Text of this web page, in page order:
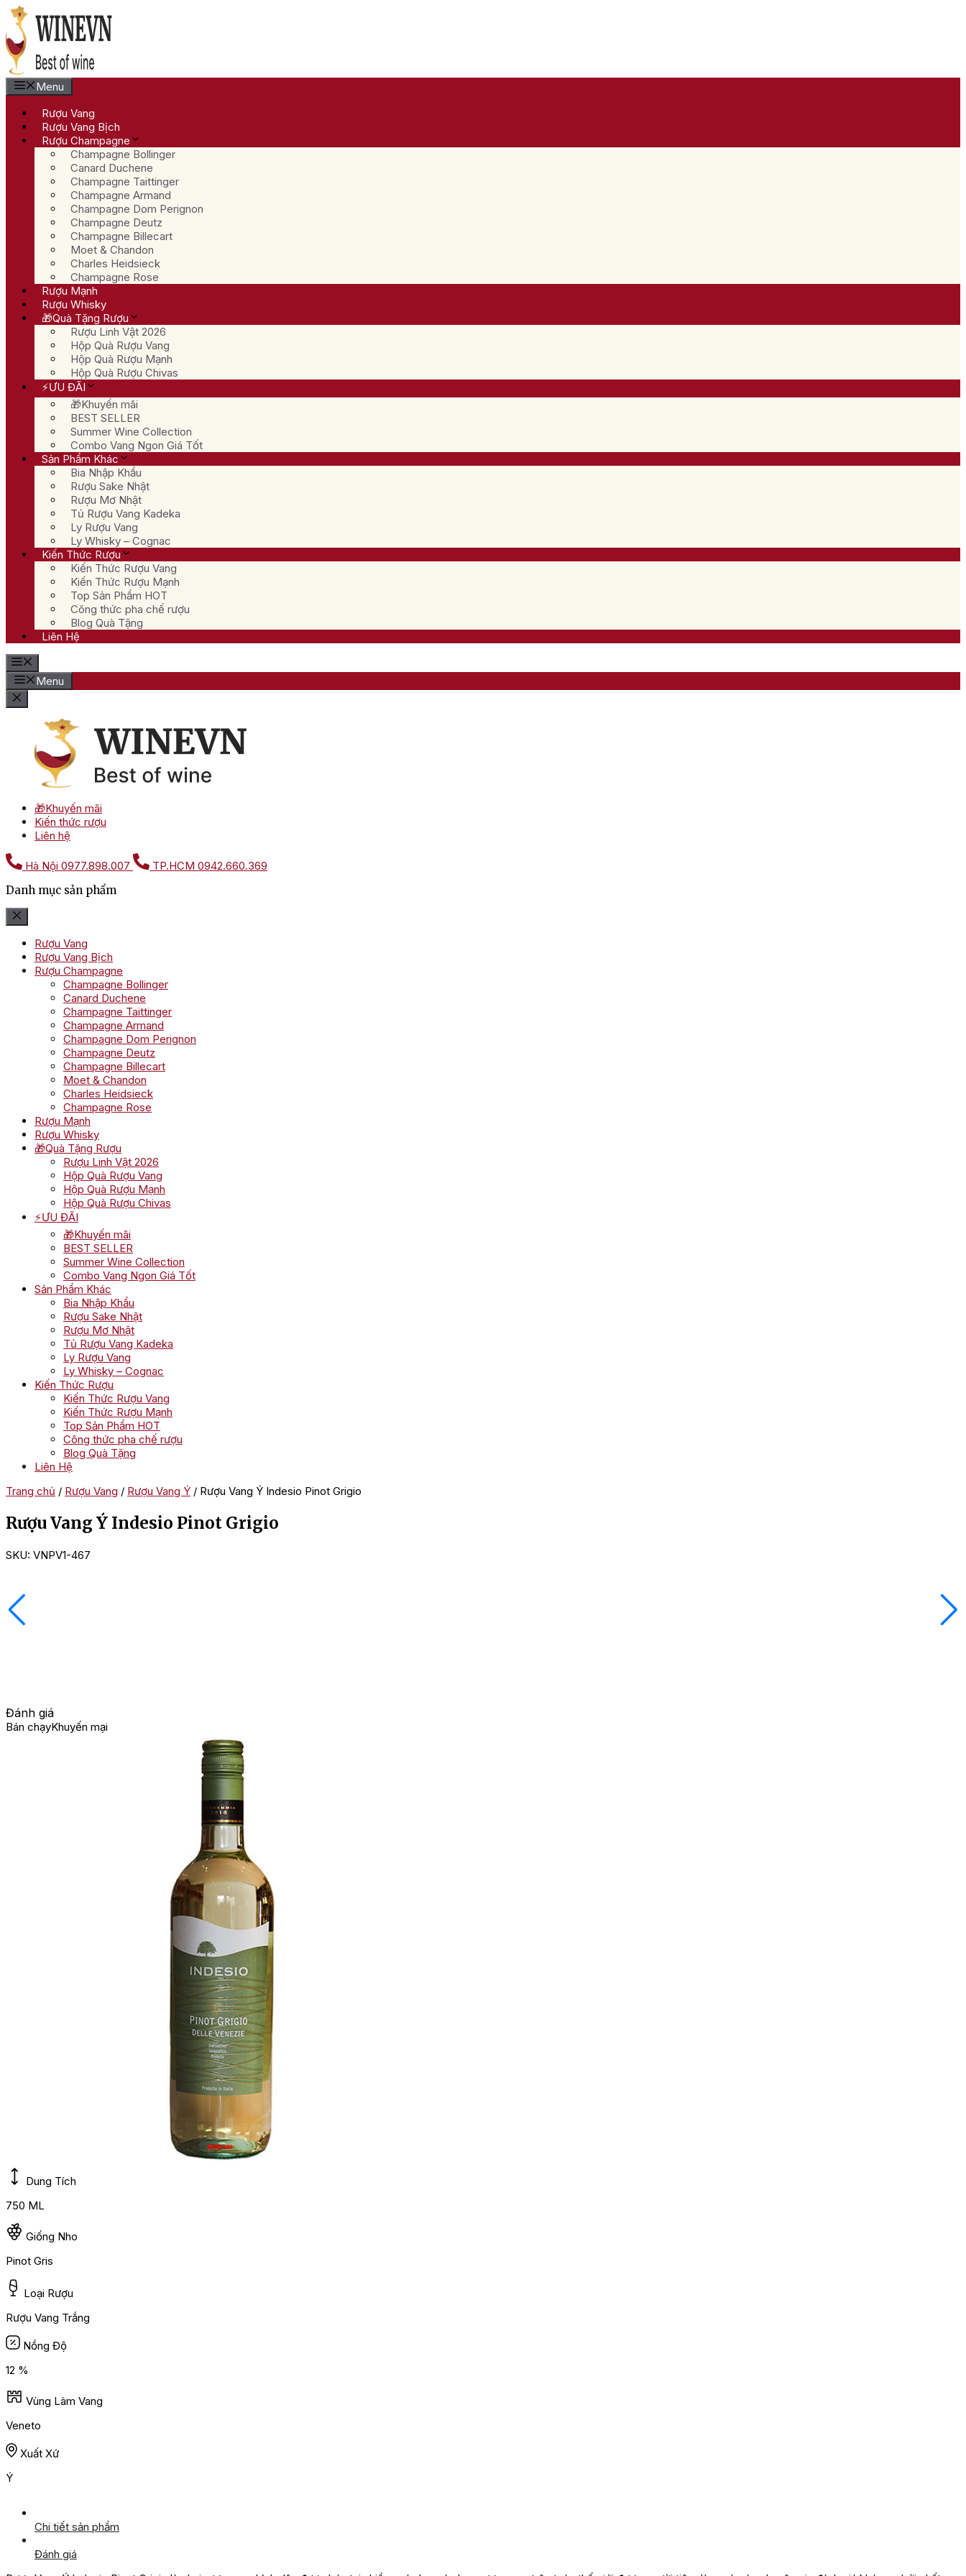
Chuyển
đến
nội
dung
Menu
Rượu Vang
Rượu Vang Bịch
Rượu Champagne
Champagne Bollinger
Canard Duchene
Champagne Taittinger
Champagne Armand
Champagne Dom Perignon
Champagne Deutz
Champagne Billecart
Moet & Chandon
Charles Heidsieck
Champagne Rose
Rượu Mạnh
Rượu Whisky
🎁Quà Tặng Rượu
Rượu Linh Vật 2026
Hộp Quà Rượu Vang
Hộp Quà Rượu Mạnh
Hộp Quà Rượu Chivas
⚡ƯU ĐÃI
🎁Khuyến mãi
BEST SELLER
Summer Wine Collection
Combo Vang Ngon Giá Tốt
Sản Phẩm Khác
Bia Nhập Khẩu
Rượu Sake Nhật
Rượu Mơ Nhật
Tủ Rượu Vang Kadeka
Ly Rượu Vang
Ly Whisky – Cognac
Kiến Thức Rượu
Kiến Thức Rượu Vang
Kiến Thức Rượu Mạnh
Top Sản Phẩm HOT
Công thức pha chế rượu
Blog Quà Tặng
Liên Hệ
Menu
🎁Khuyến mãi
Kiến thức rượu
Liên hệ
Hà Nội 0977.898.007 TP.HCM 0942.660.369
Danh mục sản phẩm
Rượu Vang
Rượu Vang Bịch
Rượu Champagne
Champagne Bollinger
Canard Duchene
Champagne Taittinger
Champagne Armand
Champagne Dom Perignon
Champagne Deutz
Champagne Billecart
Moet & Chandon
Charles Heidsieck
Champagne Rose
Rượu Mạnh
Rượu Whisky
🎁Quà Tặng Rượu
Rượu Linh Vật 2026
Hộp Quà Rượu Vang
Hộp Quà Rượu Mạnh
Hộp Quà Rượu Chivas
⚡ƯU ĐÃI
🎁Khuyến mãi
BEST SELLER
Summer Wine Collection
Combo Vang Ngon Giá Tốt
Sản Phẩm Khác
Bia Nhập Khẩu
Rượu Sake Nhật
Rượu Mơ Nhật
Tủ Rượu Vang Kadeka
Ly Rượu Vang
Ly Whisky – Cognac
Kiến Thức Rượu
Kiến Thức Rượu Vang
Kiến Thức Rượu Mạnh
Top Sản Phẩm HOT
Công thức pha chế rượu
Blog Quà Tặng
Liên Hệ
Trang chủ / Rượu Vang / Rượu Vang Ý / Rượu Vang Ý Indesio Pinot Grigio
Rượu Vang Ý Indesio Pinot Grigio
SKU: VNPV1-467
Đánh giá
Bán chạyKhuyến mại
Dung Tích
750 ML
Giống Nho
Pinot Gris
Loại Rượu
Rượu Vang Trắng
Nồng Độ
12 %
Vùng Làm Vang
Veneto
Xuất Xứ
Ý
Chi tiết sản phẩm
Đánh giá